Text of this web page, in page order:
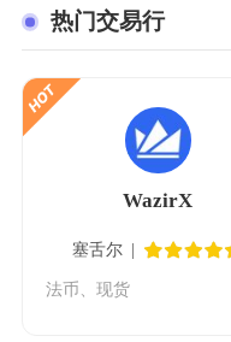
热门交易行
WazirX
塞舌尔
法币、现货